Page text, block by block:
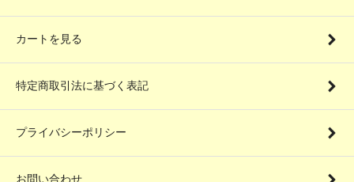
カートを見る
特定商取引法に基づく表記
プライバシーポリシー
お問い合わせ